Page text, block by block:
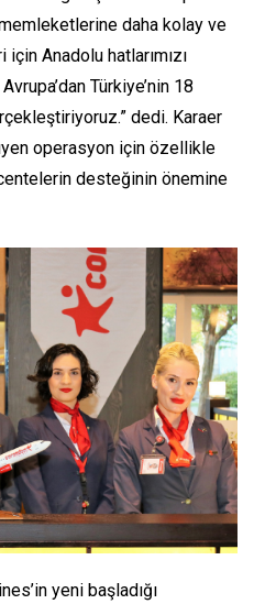
daha kolay ve
Anadolu hatlarımızı
Türkiye’nin 18
dedi. Karaer
operasyon için özellikle
desteğinin önemine
yeni başladığı